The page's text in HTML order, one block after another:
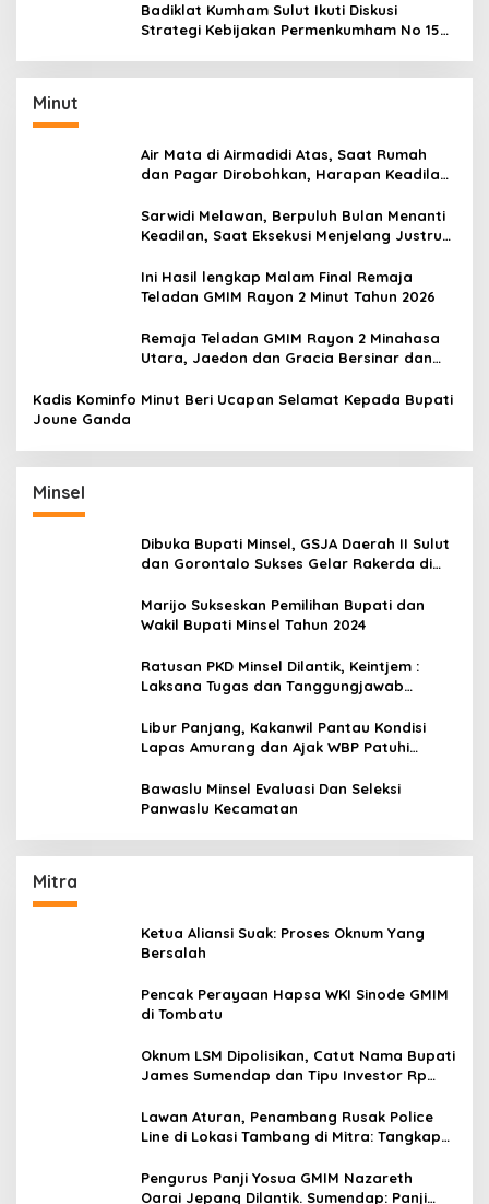
Badiklat Kumham Sulut Ikuti Diskusi
Strategi Kebijakan Permenkumham No 15
Minut
Air Mata di Airmadidi Atas, Saat Rumah
dan Pagar Dirobohkan, Harapan Keadilan
Sarwidi Melawan, Berpuluh Bulan Menanti
Keadilan, Saat Eksekusi Menjelang Justru
Ini Hasil lengkap Malam Final Remaja
Teladan GMIM Rayon 2 Minut Tahun 2026
Remaja Teladan GMIM Rayon 2 Minahasa
Utara, Jaedon dan Gracia Bersinar dan
Kadis Kominfo Minut Beri Ucapan Selamat Kepada Bupati
Joune Ganda
Minsel
Dibuka Bupati Minsel, GSJA Daerah II Sulut
dan Gorontalo Sukses Gelar Rakerda di
Marijo Sukseskan Pemilihan Bupati dan
Wakil Bupati Minsel Tahun 2024
Ratusan PKD Minsel Dilantik, Keintjem :
Laksana Tugas dan Tanggungjawab
Libur Panjang, Kakanwil Pantau Kondisi
Lapas Amurang dan Ajak WBP Patuhi
Bawaslu Minsel Evaluasi Dan Seleksi
Panwaslu Kecamatan
Mitra
Ketua Aliansi Suak: Proses Oknum Yang
Bersalah
Pencak Perayaan Hapsa WKI Sinode GMIM
di Tombatu
Oknum LSM Dipolisikan, Catut Nama Bupati
James Sumendap dan Tipu Investor Rp
Lawan Aturan, Penambang Rusak Police
Line di Lokasi Tambang di Mitra: Tangkap
Pengurus Panji Yosua GMIM Nazareth
Oarai Jepang Dilantik. Sumendap: Panji